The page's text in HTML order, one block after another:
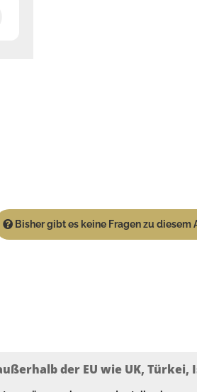
Bisher gibt es keine Fragen zu diesem
der EU wie UK, Türkei,